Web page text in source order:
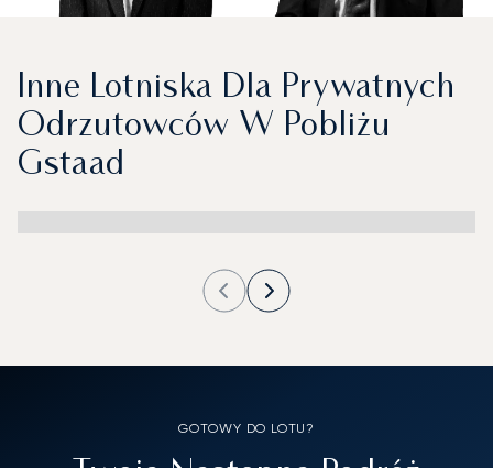
Inne Lotniska Dla Prywatnych
Odrzutowców W Pobliżu
Gstaad
GOTOWY DO LOTU?